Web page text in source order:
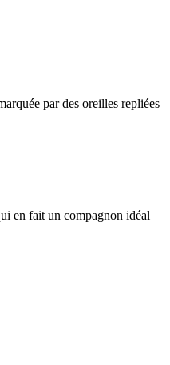
par des oreilles repliées
en fait un compagnon idéal